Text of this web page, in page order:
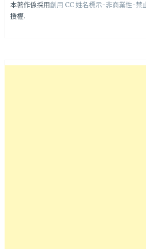
本著作係採用創用 CC 姓名標示-非商業性-禁
授權.